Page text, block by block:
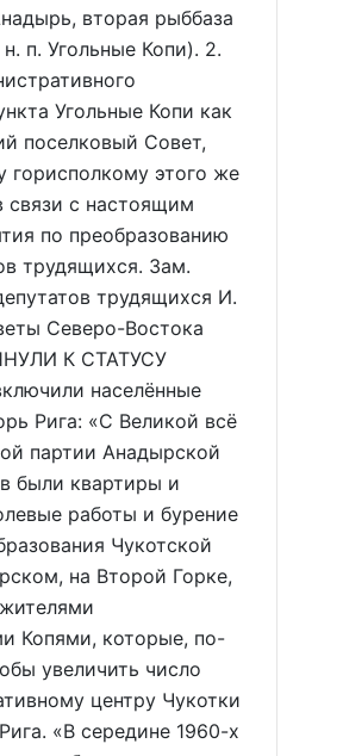
вторая рыббаза
п. Угольные Копи). 2.
Угольные Копи как
поселковый Совет,
горисполкому этого же
связи с настоящим
по преобразованию
трудящихся. Зам.
трудящихся И.
Северо-Востока
К СТАТУСУ
населённые
Рига: «С Великой всё
партии Анадырской
были квартиры и
работы и бурение
Чукотской
на Второй Горке,
Копями, которые, по-
увеличить число
центру Чукотки
«В середине 1960-х